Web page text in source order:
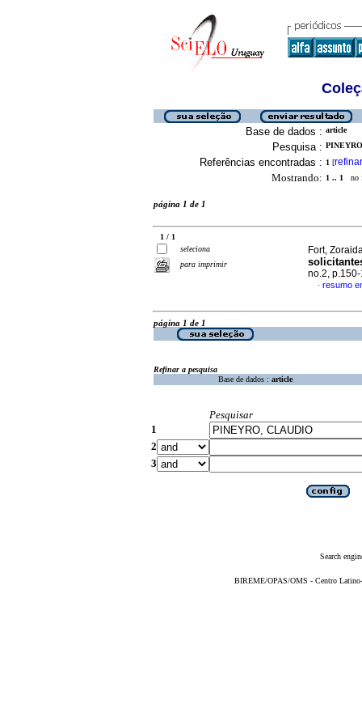
Base de dados : article
Pesquisa :
Referências encontradas : 1 [refinar
Mostrando: 1 .. 1 no
página 1 de 1
1 / 1
seleciona
para imprimir
Fort,
no.2,
· resumo
página 1 de 1
Refinar a pesquisa
Base de dados : article
Pesquisar
1
2
3
Search
BIREME/OPAS/OMS - Centro Latino-